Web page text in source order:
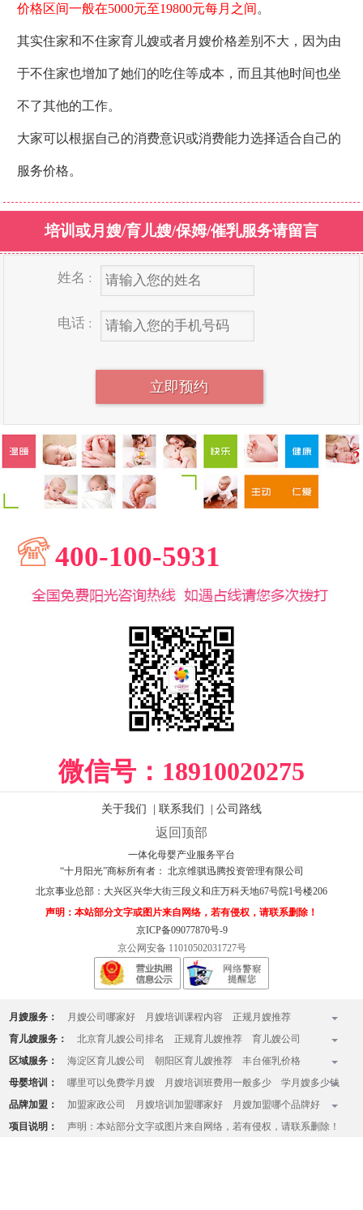
价格区间一般在5000元至19800元每月之间 。
其实住家和不住家育儿嫂或者月嫂价格差别不大，因为由
于不住家也增加了她们的吃住等成本，而且其他时间也坐
不了其他的工作。
大家可以根据自己的消费意识或消费能力选择适合自己的
服务价格。
培训或月嫂/育儿嫂/保姆/催乳服务请留言
姓名 :
电话 :
400-100-5931
微信号： 18910020275
关于我们 联系我们 公司路线
返回顶部
一体化母婴产业服务平台
“十月阳光”商标所有者： 北京维骐迅腾投资管理有限公司
北京事业总部： 大兴区兴华大街三段义和庄万科天地67号院1号楼206
声明：本站部分文字或图片来自网络，若有侵权，请联系删除！
京ICP备09077870号-9
京公网安备 11010502031727号
月嫂服务： 月嫂公司哪家好 月嫂培训课程内容
正规月嫂推荐
全国十佳月嫂公司排名榜
月嫂收费标准
月嫂一个月多少钱
月嫂的工作内容有哪些
月嫂家政服务中心
北京知名月嫂公司
月嫂哪家好
育儿嫂服务： 北京育儿嫂公司排名 正规育儿嫂推荐
育儿嫂公司
哪家育儿嫂好
育儿嫂一般多少钱一个月
育婴师收费标准
育儿嫂价格一览表
育儿嫂工资 育儿嫂价格
请住家育儿嫂
育儿嫂一天的工作内容
区域服务： 海淀区育儿嫂公司 朝阳区育儿嫂推荐
丰台催乳价格
昌平月嫂
大兴月嫂 房山催乳师哪家好
顺义催乳师上门
立水桥月嫂公司
大望路月嫂 通州月嫂
天通苑育儿嫂公司
西三旗月嫂公司
亚运村月嫂
石景山月嫂中心
母婴培训： 哪里可以免费学月嫂 月嫂培训班费用一般多少
学月嫂多少钱
月嫂培训哪家好
学月嫂在哪里学正规
没有学历和文化能学月嫂么
学月嫂多大年龄学最好
品牌加盟： 加盟家政公司 月嫂培训加盟哪家好
月嫂加盟哪个品牌好
月嫂公司如何加盟
月嫂加盟流程和条件
项目说明： 声明：本站部分文字或图片来自网络，若有侵权，请联系删除！